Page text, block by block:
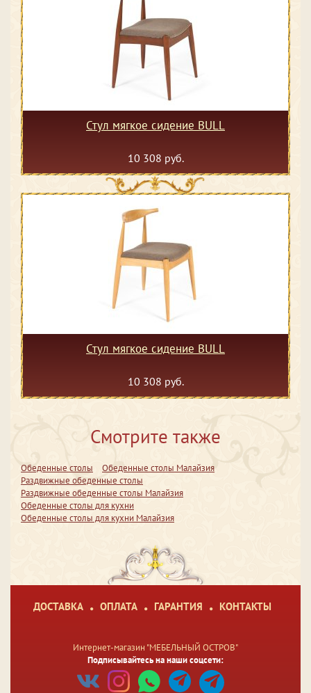
Стул мягкое сидение BULL
10 308 руб.
Стул мягкое сидение BULL
10 308 руб.
Смотрите также
Обеденные столы
Обеденные столы Малайзия
Раздвижные обеденные столы
Раздвижные обеденные столы Малайзия
Обеденные столы для кухни
Обеденные столы для кухни Малайзия
ДОСТАВКА ОПЛАТА ГАРАНТИЯ КОНТАКТЫ
Интернет-магазин "МЕБЕЛЬНЫЙ ОСТРОВ"
Подписывайтесь на наши соцсети: